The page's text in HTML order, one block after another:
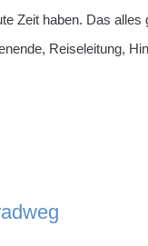
Zeit haben. Das alles
Reiseleitung,